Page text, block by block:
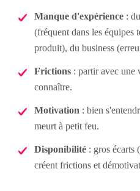
Manque d'expérience :
(fréquent dans les équipes
produit), du business
Frictions : partir avec une
connaître.
Motivation : bien
meurt à petit feu.
Disponibilité : gros écarts
créent frictions et